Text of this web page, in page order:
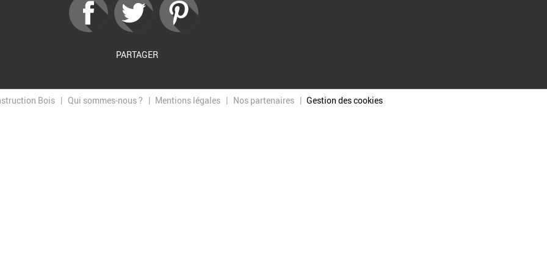
PARTAGER
Bois Qui sommes-nous ? Mentions légales Nos partenaires Gestion des cookies